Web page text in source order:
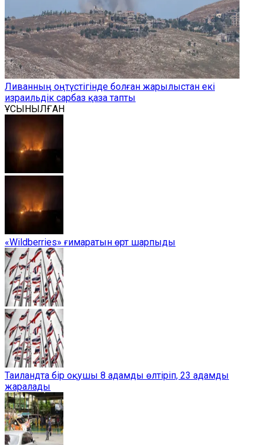
Ливанның оңтүстігінде болған жарылыстан екі
израильдік сарбаз қаза тапты
ҰСЫНЫЛҒАН
«Wildberries» ғимаратын өрт шарпыды
Таиландта бір оқушы 8 адамды өлтіріп, 23 адамды
жаралады